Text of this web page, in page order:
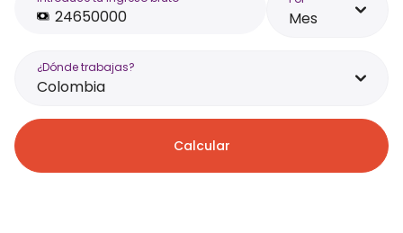
Mes
¿Dónde trabajas?
Colombia
Calcular